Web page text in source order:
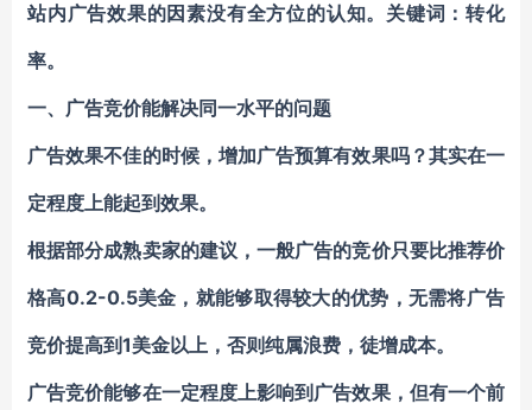
站内广告效果的因素没有全方位的认知。关键词：转化
率。
一、广告竞价能解决同一水平的问题
广告效果不佳的时候，增加广告预算有效果吗？其实在一
定程度上能起到效果。
根据部分成熟卖家的建议，一般广告的竞价只要比推荐价
格高0.2-0.5美金，就能够取得较大的优势，无需将广告
竞价提高到1美金以上，否则纯属浪费，徒增成本。
广告竞价能够在一定程度上影响到广告效果，但有一个前